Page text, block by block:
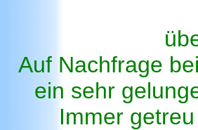
Auf Nachfrage
ein sehr
Immer